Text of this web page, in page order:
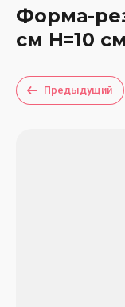
Форма-
см H=10 см
Предыдущий